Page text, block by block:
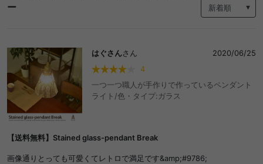
ー
はぐさんさん
2020/06/25
4
一つ一つ職人が手作りで作っているペンダント
ライト/色・タイプ:ガラス
【送料無料】Stained glass-pendant Break
画像通りとっても可愛くてレトロで満足です&amp;#9786;